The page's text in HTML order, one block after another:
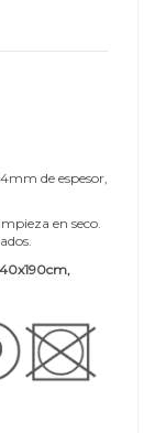
de espesor,
en seco.